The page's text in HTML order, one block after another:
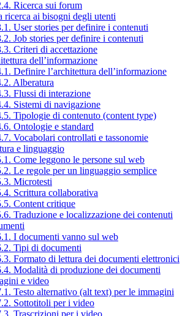
Ricerca sui forum
ricerca ai bisogni degli utenti
User stories per definire i contenuti
Job stories per definire i contenuti
Criteri di accettazione
dell’informazione
Definire l’architettura dell’informazione
Alberatura
Flussi di interazione
Sistemi di navigazione
Tipologie di contenuto (content type)
Ontologie e standard
Vocabolari controllati e tassonomie
e linguaggio
Come leggono le persone sul web
Le regole per un linguaggio semplice
Microtesti
Scrittura collaborativa
Content critique
Traduzione e localizzazione dei contenuti
I documenti vanno sul web
Tipi di documenti
Formato di lettura dei documenti elettronici
Modalità di produzione dei documenti
e video
Testo alternativo (alt text) per le immagini
Sottotitoli per i video
Trascrizioni per i video